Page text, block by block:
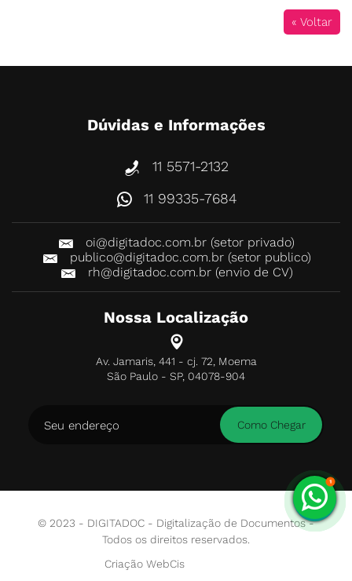
« Voltar
Dúvidas e Informações
11 5571-2132
11 99335-7684
oi@digitadoc.com.br (setor privado)
publico@digitadoc.com.br (setor publico)
rh@digitadoc.com.br (envio de CV)
Nossa Localização
Av. Jamaris, 441 - cj. 72, Moema
São Paulo - SP, 04078-904
© 2023 - DIGITADOC - Digitalização de Documentos -
Todos os direitos reservados.
Criação WebCis